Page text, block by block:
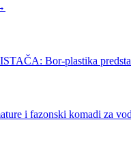
Bor-plastika
i fazonski komadi za